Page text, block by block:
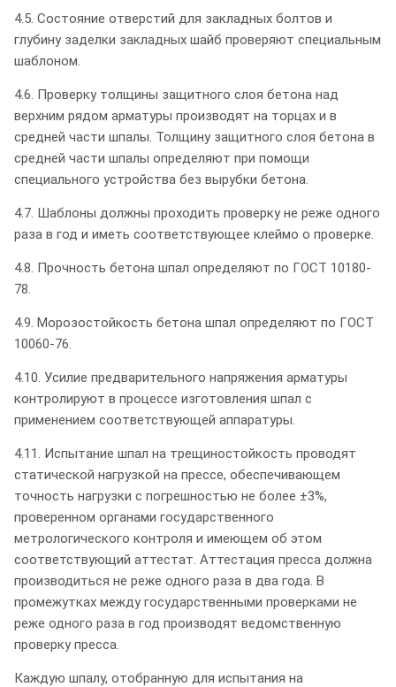
4.5. Состояние отверстий для закладных болтов и
глубину заделки закладных шайб проверяют специальным
шаблоном.
4.6. Проверку толщины защитного слоя бетона над
верхним рядом арматуры производят на торцах и в
средней части шпалы. Толщину защитного слоя бетона в
средней части шпалы определяют при помощи
специального устройства без вырубки бетона.
4.7. Шаблоны должны проходить проверку не реже одного
раза в год и иметь соответствующее клеймо о проверке.
4.8. Прочность бетона шпал определяют по ГОСТ 10180-
78.
4.9. Морозостойкость бетона шпал определяют по ГОСТ
10060-76.
4.10. Усилие предварительного напряжения арматуры
контролируют в процессе изготовления шпал с
применением соответствующей аппаратуры.
4.11. Испытание шпал на трещиностойкость проводят
статической нагрузкой на прессе, обеспечивающем
точность нагрузки с погрешностью не более ±3%,
проверенном органами государственного
метрологического контроля и имеющем об этом
соответствующий аттестат. Аттестация пресса должна
производиться не реже одного раза в два года. В
промежутках между государственными проверками не
реже одного раза в год производят ведомственную
проверку пресса.
Каждую шпалу, отобранную для испытания на